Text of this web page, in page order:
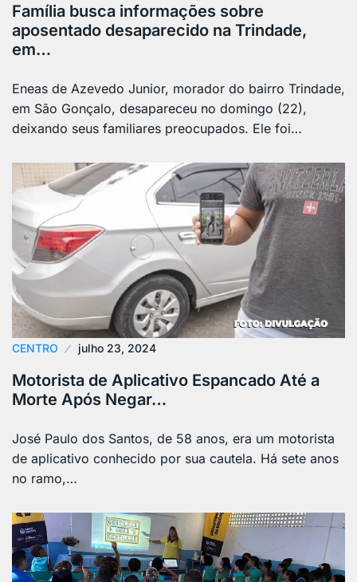
Família busca informações sobre
aposentado desaparecido na Trindade,
em…
Eneas de Azevedo Junior, morador do bairro Trindade,
em São Gonçalo, desapareceu no domingo (22),
deixando seus familiares preocupados. Ele foi…
CENTRO julho 23, 2024
Motorista de Aplicativo Espancado Até a
Morte Após Negar…
José Paulo dos Santos, de 58 anos, era um motorista
de aplicativo conhecido por sua cautela. Há sete anos
no ramo,…